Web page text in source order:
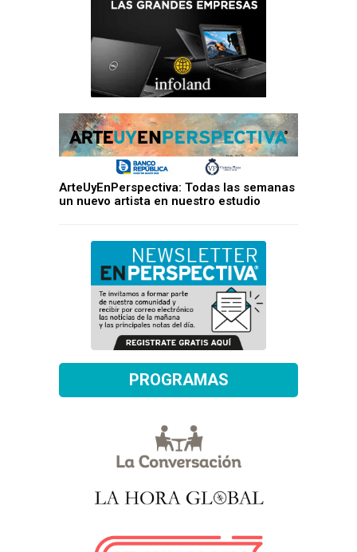
ArteUyEnPerspectiva: Todas las semanas
un nuevo artista en nuestro estudio
PROGRAMAS